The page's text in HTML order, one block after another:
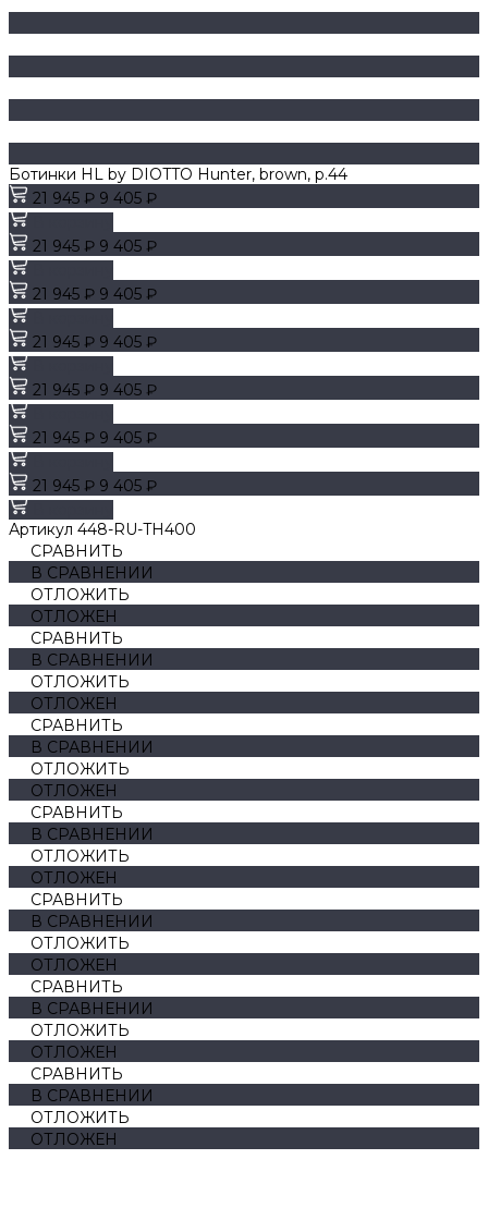
Ботинки HL by DIOTTO Hunter, brown, р.44
21 945 ₽ 9 405 ₽
21 945 ₽ 9 405 ₽
21 945 ₽ 9 405 ₽
21 945 ₽ 9 405 ₽
21 945 ₽ 9 405 ₽
21 945 ₽ 9 405 ₽
21 945 ₽ 9 405 ₽
Артикул 448-RU-TH400
СРАВНИТЬ
В СРАВНЕНИИ
ОТЛОЖИТЬ
ОТЛОЖЕН
СРАВНИТЬ
В СРАВНЕНИИ
ОТЛОЖИТЬ
ОТЛОЖЕН
СРАВНИТЬ
В СРАВНЕНИИ
ОТЛОЖИТЬ
ОТЛОЖЕН
СРАВНИТЬ
В СРАВНЕНИИ
ОТЛОЖИТЬ
ОТЛОЖЕН
СРАВНИТЬ
В СРАВНЕНИИ
ОТЛОЖИТЬ
ОТЛОЖЕН
СРАВНИТЬ
В СРАВНЕНИИ
ОТЛОЖИТЬ
ОТЛОЖЕН
СРАВНИТЬ
В СРАВНЕНИИ
ОТЛОЖИТЬ
ОТЛОЖЕН